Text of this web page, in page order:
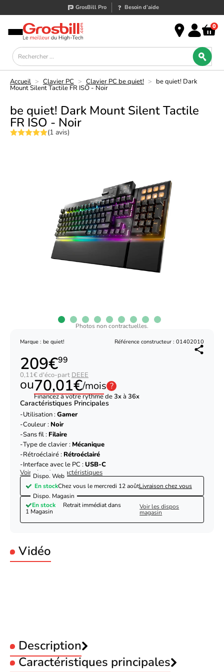
GrosBill Pro Besoin d’aide
0
Accueil > Clavier PC > Clavier PC be quiet! > be quiet! Dark
Mount Silent Tactile FR ISO - Noir
be quiet! Dark Mount Silent Tactile
FR ISO - Noir
(1 avis)
Photos non contractuelles.
Marque : be quiet! Référence constructeur : 01402010
209€99
0,11€ d'éco-part DEEE
ou70,01€/mois ?
Financez à votre rythme de3xà 36x
Caractéristiques Principales
Utilisation :Gamer
Couleur : Noir
Sans fil : Filaire
Type de clavier : Mécanique
Rétroéclairé : Rétroéclairé
Interface avec le PC :USB-C
Voir plus de caractéristiques
Dispo. Web
En stockChez vous le mercredi 12 aoûtLivraison chez vous
Dispo. Magasin
En stock
Retrait immédiat dans
1 Magasin
Voir les dispos
magasin
Vidéo
Description
Caractéristiques principales